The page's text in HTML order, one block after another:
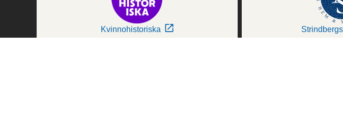
Kvinnohistoriska